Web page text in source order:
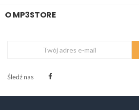
O MP3STORE
Śledź nas